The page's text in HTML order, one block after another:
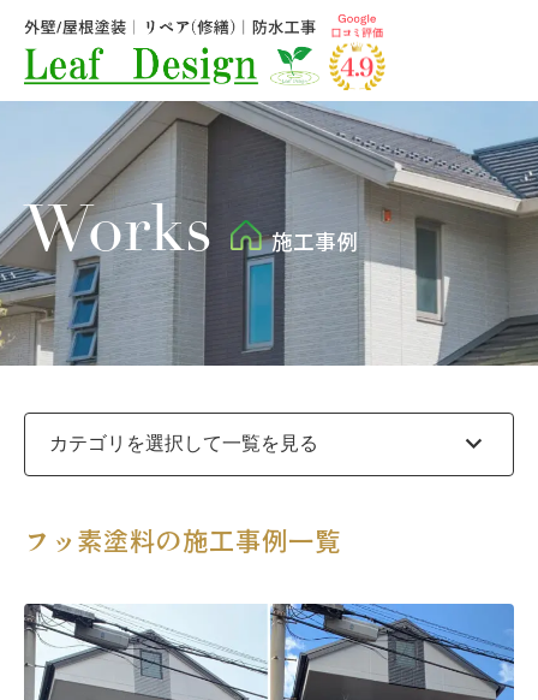
Works 施工事例
expand_more
フッ素塗料の施工事例一覧